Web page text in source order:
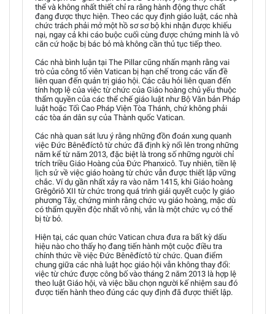
thể và không nhất thiết chỉ ra rằng hành động thực chất
đang được thực hiện. Theo các quy định giáo luật, các nhà
chức trách phải mở một hồ sơ sơ bộ khi nhận được khiếu
nại, ngay cả khi cáo buộc cuối cùng được chứng minh là vô
căn cứ hoặc bị bác bỏ mà không cần thủ tục tiếp theo.
Các nhà bình luận tại The Pillar cũng nhấn mạnh rằng vai
trò của công tố viên Vatican bị hạn chế trong các vấn đề
liên quan đến quản trị giáo hội. Các câu hỏi liên quan đến
tính hợp lệ của việc từ chức của Giáo hoàng chủ yếu thuộc
thẩm quyền của các thể chế giáo luật như Bộ Văn bản Pháp
luật hoặc Tối Cao Pháp Viện Tòa Thánh, chứ không phải
các tòa án dân sự của Thành quốc Vatican.
Các nhà quan sát lưu ý rằng những đồn đoán xung quanh
việc Đức Bênêđíctô từ chức đã định kỳ nổi lên trong những
năm kể từ năm 2013, đặc biệt là trong số những người chỉ
trích triều Giáo Hoàng của Đức Phanxicô. Tuy nhiên, tiền lệ
lịch sử về việc giáo hoàng từ chức vẫn được thiết lập vững
chắc. Ví dụ gần nhất xảy ra vào năm 1415, khi Giáo hoàng
Grêgôriô XII từ chức trong quá trình giải quyết cuộc ly giáo
phương Tây, chứng minh rằng chức vụ giáo hoàng, mặc dù
có thẩm quyền độc nhất vô nhị, vẫn là một chức vụ có thể
bị từ bỏ.
Hiện tại, các quan chức Vatican chưa đưa ra bất kỳ dấu
hiệu nào cho thấy họ đang tiến hành một cuộc điều tra
chính thức về việc Đức Bênêđíctô từ chức. Quan điểm
chung giữa các nhà luật học giáo hội vẫn không thay đổi:
việc từ chức được công bố vào tháng 2 năm 2013 là hợp lệ
theo luật Giáo hội, và việc bầu chọn người kế nhiệm sau đó
được tiến hành theo đúng các quy định đã được thiết lập.